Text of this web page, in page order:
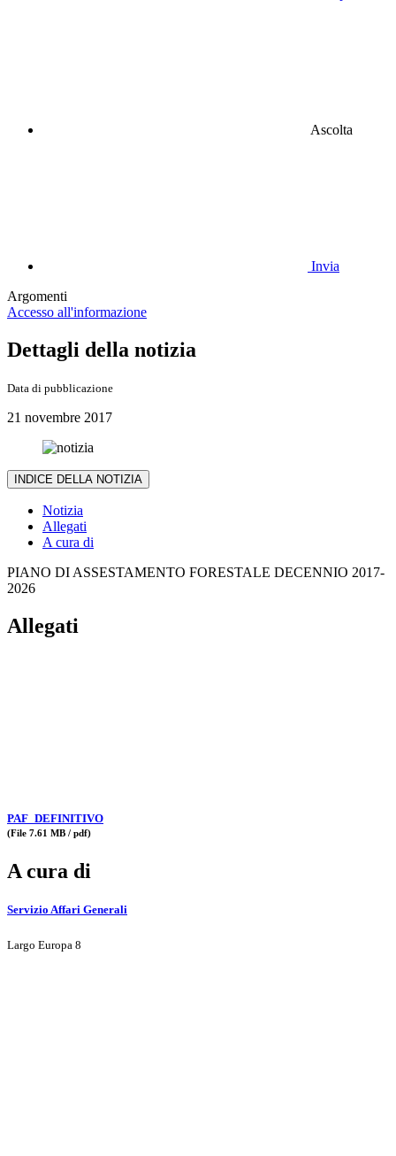
Ascolta
Invia
Argomenti
Accesso all'informazione
Dettagli della notizia
Data di pubblicazione
21 novembre 2017
INDICE DELLA NOTIZIA
Notizia
Allegati
A cura di
PIANO DI ASSESTAMENTO FORESTALE DECENNIO 2017-
2026
Allegati
PAF_DEFINITIVO
(File 7.61 MB / pdf)
A cura di
Servizio Affari Generali
Largo Europa 8